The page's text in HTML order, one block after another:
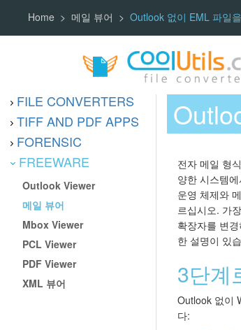
Home 메일 뷰어 Outlook 없이 EML 파일
FILE CONVERTERS
TIFF AND PDF APPS
FORENSIC
FREEWARE
Outlook Viewer
메일 뷰어
Mbox Viewer
PCL Viewer
PDF Viewer
XML 뷰어
전자 메일 형
양한 시스템
운영 체제와
르십시오. 가
확장자를 변
한 설명이 있
3단계
Outlook 없이
다: